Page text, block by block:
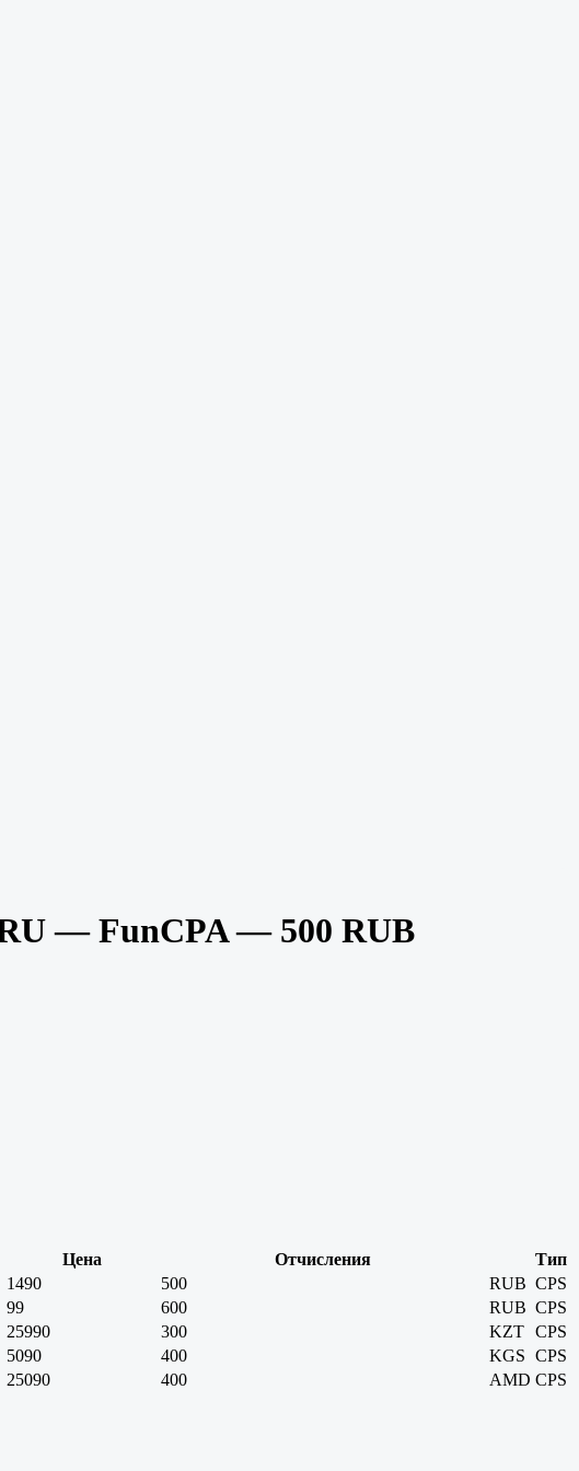
— FunCPA — 500 RUB
Цена Отчисления
Тип
1490 500 RUB CPS
99 600 RUB CPS
25990 300 KZT CPS
5090 400 KGS CPS
25090 400 AMD CPS